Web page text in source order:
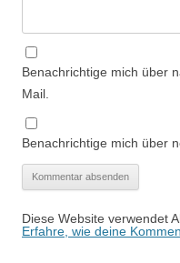
Benachrichtige mich über
Mail.
Benachrichtige mich über
Diese Website verwendet
Erfahre, wie deine